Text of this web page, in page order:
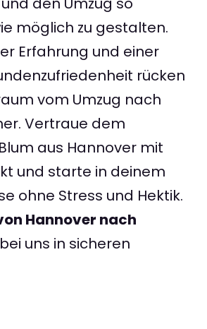
möglich zu gestalten.
Erfahrung und einer
rücken
vom Umzug nach
Vertraue dem
aus Hannover mit
und starte in deinem
ohne Stress und Hektik.
Hannover nach
uns in sicheren